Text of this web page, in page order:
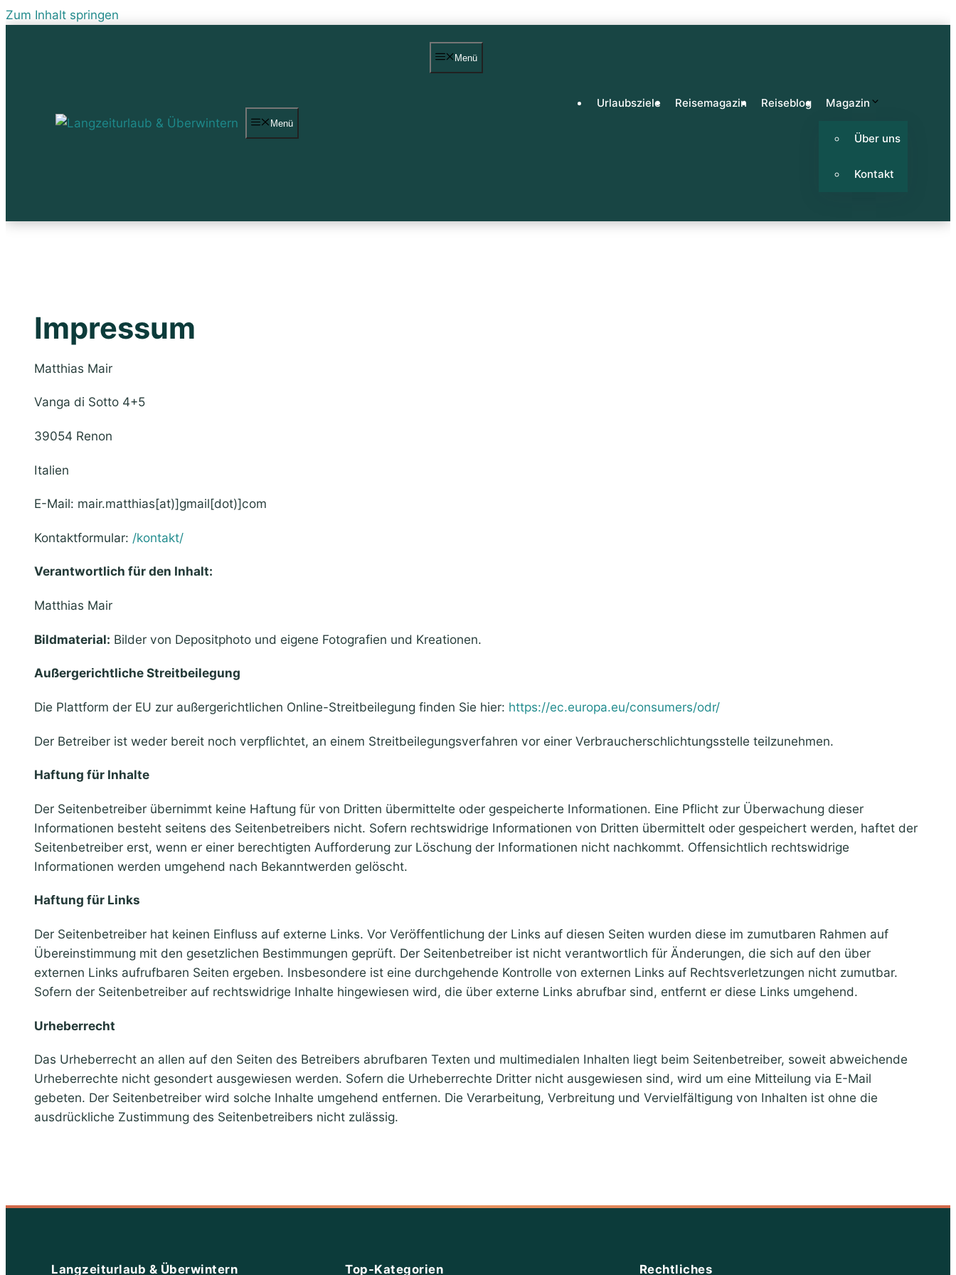
Zum Inhalt springen
Menü
Menü
Urlaubsziele Reisemagazin Reiseblog Magazin
Über uns
Kontakt
Impressum
Matthias Mair
Vanga di Sotto 4+5
39054 Renon
Italien
E-Mail: mair.matthias[at)]gmail[dot)]com
Kontaktformular: /kontakt/
Verantwortlich für den Inhalt:
Matthias Mair
Bildmaterial: Bilder von Depositphoto und eigene Fotografien und Kreationen.
Außergerichtliche Streitbeilegung
Die Plattform der EU zur außergerichtlichen Online-Streitbeilegung finden Sie hier: https://ec.europa.eu/consumers/odr/
Der Betreiber ist weder bereit noch verpflichtet, an einem Streitbeilegungsverfahren vor einer Verbraucherschlichtungsstelle teilzunehmen.
Haftung für Inhalte
Der Seitenbetreiber übernimmt keine Haftung für von Dritten übermittelte oder gespeicherte Informationen. Eine Pflicht zur Überwachung dieser
Informationen besteht seitens des Seitenbetreibers nicht. Sofern rechtswidrige Informationen von Dritten übermittelt oder gespeichert werden, haftet der
Seitenbetreiber erst, wenn er einer berechtigten Aufforderung zur Löschung der Informationen nicht nachkommt. Offensichtlich rechtswidrige
Informationen werden umgehend nach Bekanntwerden gelöscht.
Haftung für Links
Der Seitenbetreiber hat keinen Einfluss auf externe Links. Vor Veröffentlichung der Links auf diesen Seiten wurden diese im zumutbaren Rahmen auf
Übereinstimmung mit den gesetzlichen Bestimmungen geprüft. Der Seitenbetreiber ist nicht verantwortlich für Änderungen, die sich auf den über
externen Links aufrufbaren Seiten ergeben. Insbesondere ist eine durchgehende Kontrolle von externen Links auf Rechtsverletzungen nicht zumutbar.
Sofern der Seitenbetreiber auf rechtswidrige Inhalte hingewiesen wird, die über externe Links abrufbar sind, entfernt er diese Links umgehend.
Urheberrecht
Das Urheberrecht an allen auf den Seiten des Betreibers abrufbaren Texten und multimedialen Inhalten liegt beim Seitenbetreiber, soweit abweichende
Urheberrechte nicht gesondert ausgewiesen werden. Sofern die Urheberrechte Dritter nicht ausgewiesen sind, wird um eine Mitteilung via E-Mail
gebeten. Der Seitenbetreiber wird solche Inhalte umgehend entfernen. Die Verarbeitung, Verbreitung und Vervielfältigung von Inhalten ist ohne die
ausdrückliche Zustimmung des Seitenbetreibers nicht zulässig.
Langzeiturlaub & Überwintern Top-Kategorien Rechtliches